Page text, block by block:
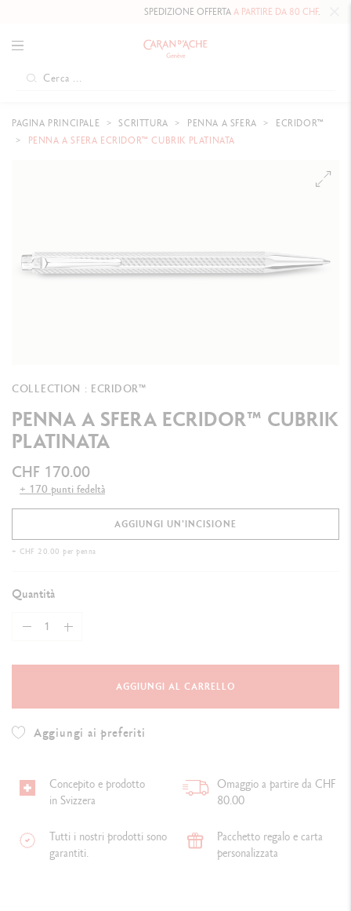
SPEDIZIONE OFFERTAA PARTIRE DA 80 CHF.
PAGINA PRINCIPALE SCRITTURA PENNA A SFERA
ECRIDOR™
PENNA A SFERA ECRIDOR™ CUBRIK PLATINATA
COLLECTION : ECRIDOR™
PENNA A SFERA ECRIDOR™ CUBRIK
PLATINATA
CHF 170.00
+ 170 punti fedeltà
AGGIUNGI UN'INCISIONE
+ CHF 20.00 per penna
Quantità
AGGIUNGI AL CARRELLO
Aggiungi ai preferiti
Concepito e prodotto
in Svizzera
Omaggio a partire da CHF
80.00
Tutti i nostri prodotti sono
garantiti.
Pacchetto regalo e carta
personalizzata